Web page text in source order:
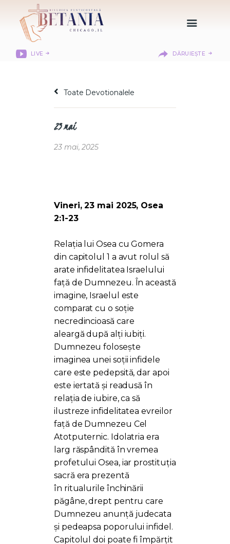
LIVE DĂRUIEȘTE
DESPRE NOI
CITIREA BIBLIEI
MISIUNEA BETANIA
PORTAL
Toate Devotionalele
23 mai
23 mai, 2025
Vineri, 23 mai 2025, Osea
2:1-23
Relația lui Osea cu Gomera
din capitolul 1 a avut rolul să
arate infidelitatea Israelului
față de Dumnezeu. În această
imagine, Israelul este
comparat cu o soție
necredincioasă care
aleargă după alți iubiți.
Dumnezeu folosește
imaginea unei soții infidele
care este pedepsită, dar apoi
este iertată și readusă în
relația de iubire, ca să
ilustreze infidelitatea evreilor
față de Dumnezeu Cel
Atotputernic. Idolatria era
larg răspândită în vremea
profetului Osea, iar prostituția
sacră era prezentă
în ritualurile închinării
păgâne, drept pentru care
Dumnezeu anunță judecata
și pedeapsa poporului infidel.
Capitolul doi poate fi împărțit